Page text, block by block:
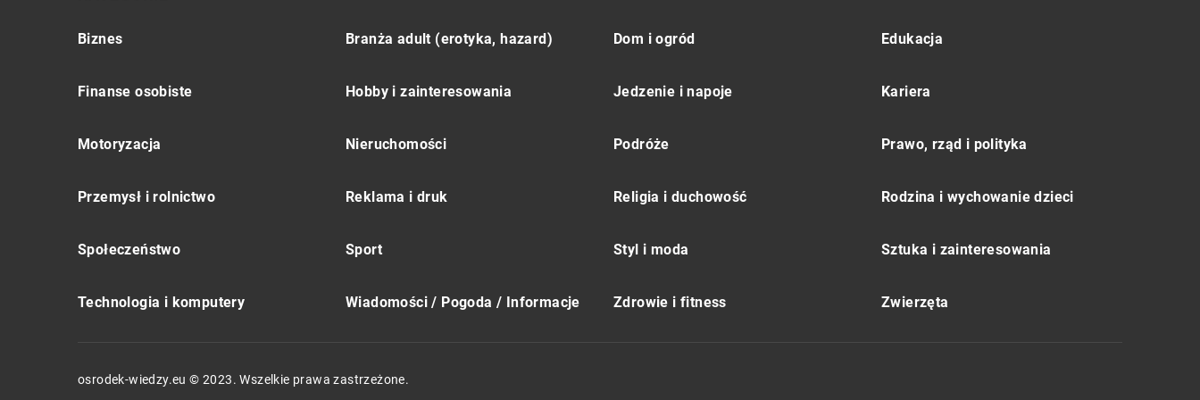
Biznes Branża adult (erotyka, hazard) Dom i ogród Edukacja
Finanse osobiste Hobby i zainteresowania Jedzenie i napoje Kariera
Motoryzacja Nieruchomości Podróże Prawo, rząd i polityka
Przemysł i rolnictwo Reklama i druk Religia i duchowość Rodzina i wychowanie dzieci
Społeczeństwo Sport Styl i moda Sztuka i zainteresowania
Technologia i komputery Wiadomości / Pogoda / Informacje Zdrowie i fitness Zwierzęta
osrodek-wiedzy.eu © 2023. Wszelkie prawa zastrzeżone.